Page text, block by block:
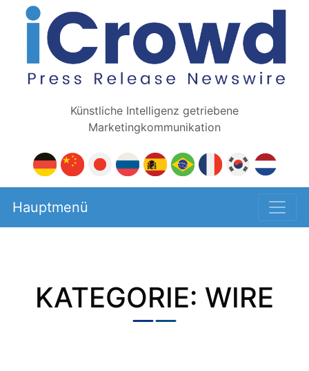
Künstliche Intelligenz getriebene
Marketingkommunikation
Hauptmenü
KATEGORIE: WIRE